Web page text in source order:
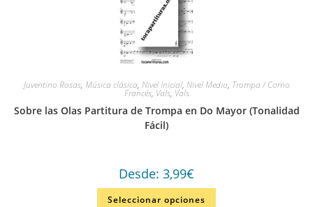
Juventino Rosas, Música clásica, Nivel Inicial, Nivel Medio, Trompa / Corno
Francés, Vals, Vals
Sobre las Olas Partitura de Trompa en Do Mayor (Tonalidad
Fácil)
Desde: 3,99€
Seleccionar opciones